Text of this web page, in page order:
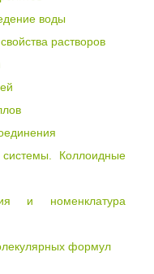
воды
растворов
Коллоидные
и номенклатура
формул